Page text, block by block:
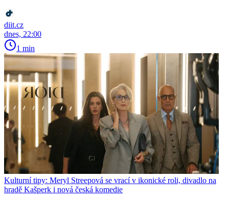
diit.cz
dnes, 22:00
1 min
Kulturní tipy: Meryl Streepová se vrací v ikonické roli, divadlo na
hradě Kašperk i nová česká komedie